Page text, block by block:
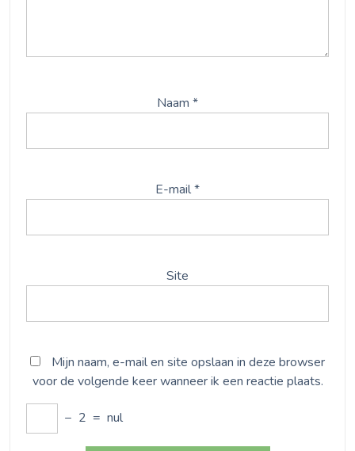
Naam *
E-mail*
Site
Mijn naam, e-mail en site opslaan in deze browser
voor de volgende keer wanneer ik een reactie plaats.
− 2 = nul